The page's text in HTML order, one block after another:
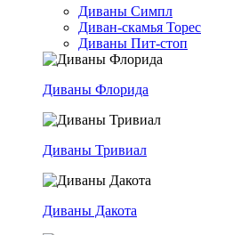
Диваны Симпл
Диван-скамья Торес
Диваны Пит-стоп
Диваны Флорида
Диваны Тривиал
Диваны Дакота